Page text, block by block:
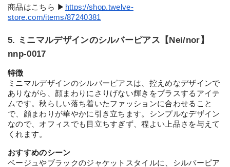
商品はこちら ▶︎ https://shop.twelve-
store.com/items/87240381
5. ミニマルデザインのシルバーピアス【Nei/nor】
nnp-0017
特徴
ミニマルデザインのシルバーピアスは、控えめなデザインで
ありながら、顔まわりにさりげない輝きをプラスするアイテ
ムです。秋らしい落ち着いたファッションに合わせること
で、顔まわりが華やかに引き立ちます。シンプルなデザイン
なので、オフィスでも目立ちすぎず、程よい上品さを与えて
くれます。
おすすめのシーン
ベージュやブラックのジャケットスタイルに、シルバーピア